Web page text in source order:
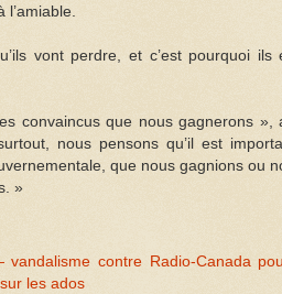
l’amiable.
vont perdre, et c’est pourquoi
convaincus que nous gagnerons »,
nous pensons qu’il est
que nous gagnions ou
»
vandalisme contre Radio-Canada
les ados